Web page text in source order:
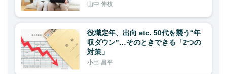
山中 伸枝
役職定年、出向 etc. 50代を襲う“年
収ダウン”…そのときできる「2つの
対策」
小出 昌平